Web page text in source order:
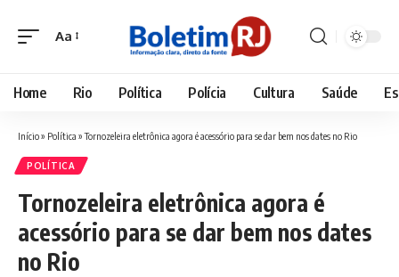
Font
Aa
Home Rio Política Polícia Cultura Saúde
Início» Política »Tornozeleira eletrônica agora é acessório para se dar bem nos dates no Rio
POLÍTICA
Tornozeleira eletrônica agora é
acessório para se dar bem nos dates
no Rio